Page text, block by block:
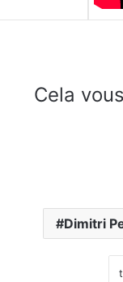
Cela
Dimitri